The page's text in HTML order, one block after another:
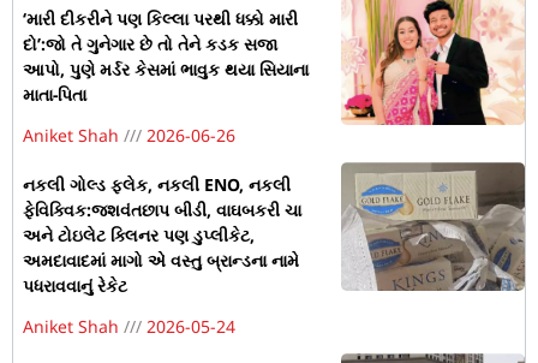
‘મારી દીકરીને પણ કિલ્લા પરથી ધક્કો મારી
દો’:જો તે ગુનેગાર છે તો તેને કડક સજા
આપો, પુણે મર્ડર કેસમાં ભાવુક થયા સિયાના
માતા-પિતા
Aniket Shah
2026-06-26
નકલી ગોલ્ડ ફ્લેક, નકલી ENO, નકલી
ફેવિક્વિક:જશવંતછાપ બીડી, વાઘબકરી ચા
અને ટોઇલેટ ક્લિનર પણ ડુપ્લીકેટ,
અમદાવાદમાં માગો એ વસ્તુ બ્રાન્ડના નામે
પધરાવવાનું રેકેટ
Aniket Shah
2026-05-24